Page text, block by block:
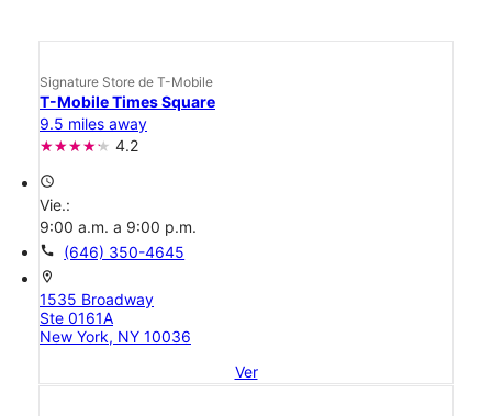
Signature Store de T-Mobile
T-Mobile Times Square
9.5 miles away
4.2
access_time
Vie.:
9:00 a.m. a 9:00 p.m.
call (646) 350-4645
location_on
1535 Broadway
Ste 0161A
New York, NY 10036
Ver